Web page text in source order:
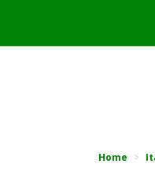
Home
su un link o